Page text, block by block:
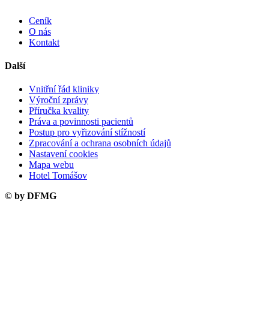
Ceník
O nás
Kontakt
Další
Vnitřní řád kliniky
Výroční zprávy
Příručka kvality
Práva a povinnosti pacientů
Postup pro vyřizování stížností
Zpracování a ochrana osobních údajů
Nastavení cookies
Mapa webu
Hotel Tomášov
© by DFMG